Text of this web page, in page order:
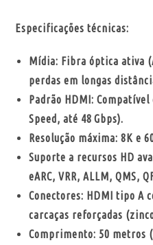
Especificações técnicas:
Mídia: Fibra óptica ativa
perdas em longas
Padrão HDMI:
Speed, até 48 Gbps).
Resolução máxima: 8K e
Suporte a recursos HD
eARC, VRR, ALLM, QMS,
Conectores: HDMI tipo A
carcaças reforçadas
Comprimento: 50 metros